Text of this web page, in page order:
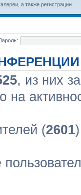
а также регистрации
, из них
на
(2601